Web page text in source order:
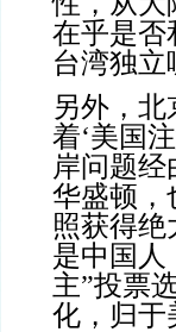
在乎是否
台湾独立
另外，
着‘美国
岸问题
华盛顿，
照获得
是中国人
主”投票
化，归于